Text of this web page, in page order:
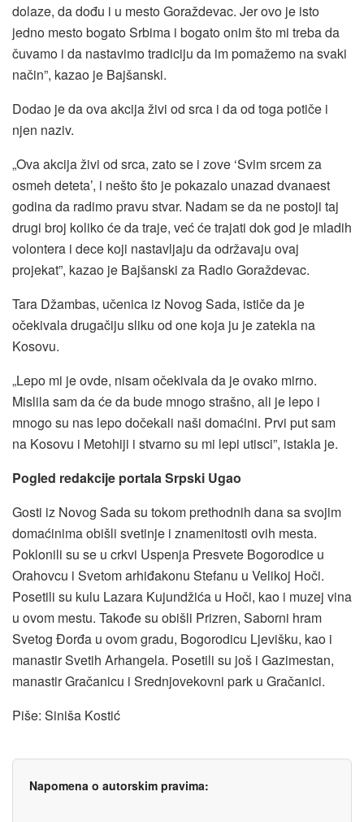
dolaze, da dođu i u mesto Goraždevac. Jer ovo je isto
jedno mesto bogato Srbima i bogato onim što mi treba da
čuvamo i da nastavimo tradiciju da im pomažemo na svaki
način”, kazao je Bajšanski.
Dodao je da ova akcija živi od srca i da od toga potiče i
njen naziv.
„Ova akcija živi od srca, zato se i zove ‘Svim srcem za
osmeh deteta’, i nešto što je pokazalo unazad dvanaest
godina da radimo pravu stvar. Nadam se da ne postoji taj
drugi broj koliko će da traje, već će trajati dok god je mladih
volontera i dece koji nastavljaju da održavaju ovaj
projekat”, kazao je Bajšanski za Radio Goraždevac.
Tara Džambas, učenica iz Novog Sada, ističe da je
očekivala drugačiju sliku od one koja ju je zatekla na
Kosovu.
„Lepo mi je ovde, nisam očekivala da je ovako mirno.
Mislila sam da će da bude mnogo strašno, ali je lepo i
mnogo su nas lepo dočekali naši domaćini. Prvi put sam
na Kosovu i Metohiji i stvarno su mi lepi utisci”, istakla je.
Pogled redakcije portala Srpski Ugao
Gosti iz Novog Sada su tokom prethodnih dana sa svojim
domaćinima obišli svetinje i znamenitosti ovih mesta.
Poklonili su se u crkvi Uspenja Presvete Bogorodice u
Orahovcu i Svetom arhiđakonu Stefanu u Velikoj Hoči.
Posetili su kulu Lazara Kujundžića u Hoči, kao i muzej vina
u ovom mestu. Takođe su obišli Prizren, Saborni hram
Svetog Đorđa u ovom gradu, Bogorodicu Ljevišku, kao i
manastir Svetih Arhangela. Posetili su još i Gazimestan,
manastir Gračanicu i Srednjovekovni park u Gračanici.
Piše: Siniša Kostić
Napomena o autorskim pravima: